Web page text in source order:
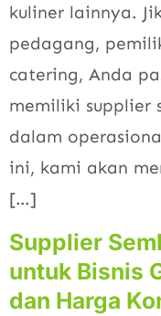
kuliner lainnya.
pedagang,
catering, Anda
memiliki supplier
dalam
ini, kami akan
[…]
Supplier
untuk Bisnis
dan Harga